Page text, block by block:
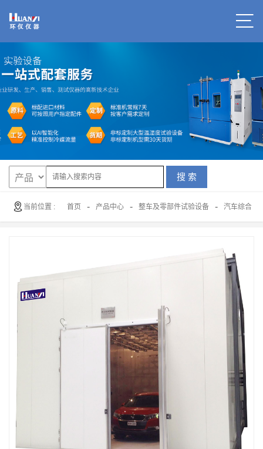
搜 索
当前位置 : 首页 - 产品中心 - 整车及零部件试验设备 - 汽车综合试